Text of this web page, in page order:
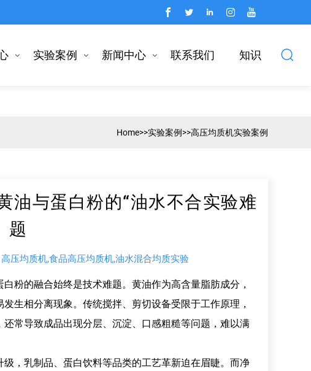
实验案例 新闻中心 联系我们 知识
Home>>实验案例 >>高压均质机实验案例
油与蛋白粉的“油水不合实验难
题
压均质机,食品高压均质机,油水混合均质实验
粉的融合始终是技术难题。黄油作为高含量脂肪成分，
生相分离现象。传统搅拌、剪切设备受限于工作原理，
常导致成品出现分层、沉淀、口感粗糙等问题，难以满
，乳制品、蛋白饮料等品类的工艺革新迫在眉睫。而净